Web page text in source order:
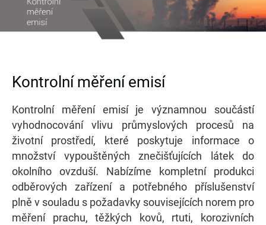
Kontrolní měření emisí
Kontrolní měření emisí je významnou součástí
vyhodnocování vlivu průmyslových procesů na
životní prostředí, které poskytuje informace o
množství vypouštěných znečišťujících látek do
okolního ovzduší. Nabízíme kompletní produkci
odběrových zařízení a potřebného příslušenství
plně v souladu s požadavky souvisejících norem pro
měření prachu, těžkých kovů, rtuti, korozivních